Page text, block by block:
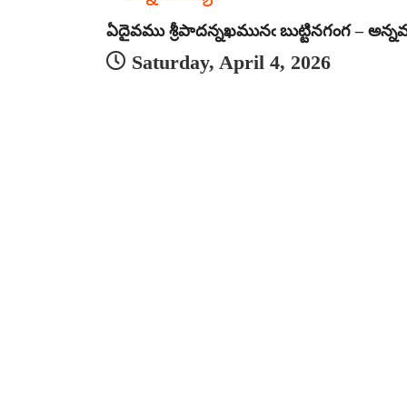
ఏదైవము శ్రీపాదన్నఖమునఁ బుట్టినగంగ –
Saturday, April 4, 2026